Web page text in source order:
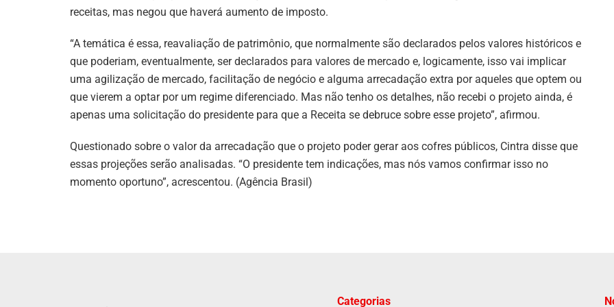
receitas, mas negou que haverá aumento de imposto.
“A temática é essa, reavaliação de patrimônio, que normalmente são declarados pelos valores históricos e
que poderiam, eventualmente, ser declarados para valores de mercado e, logicamente, isso vai implicar
uma agilização de mercado, facilitação de negócio e alguma arrecadação extra por aqueles que optem ou
que vierem a optar por um regime diferenciado. Mas não tenho os detalhes, não recebi o projeto ainda, é
apenas uma solicitação do presidente para que a Receita se debruce sobre esse projeto”, afirmou.
Questionado sobre o valor da arrecadação que o projeto poder gerar aos cofres públicos, Cintra disse que
essas projeções serão analisadas. “O presidente tem indicações, mas nós vamos confirmar isso no
momento oportuno”, acrescentou. (Agência Brasil)
Categorias